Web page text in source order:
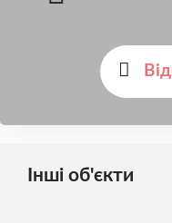
Інші об'єкти